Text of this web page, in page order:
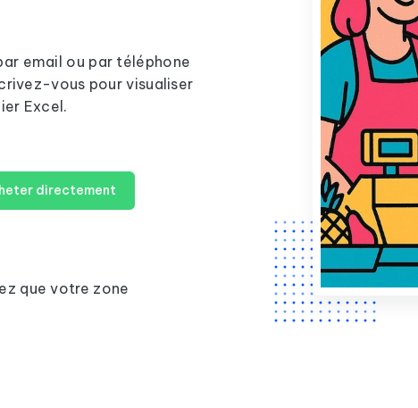
email ou par téléphone
vous pour visualiser
Excel.
directement
que votre zone